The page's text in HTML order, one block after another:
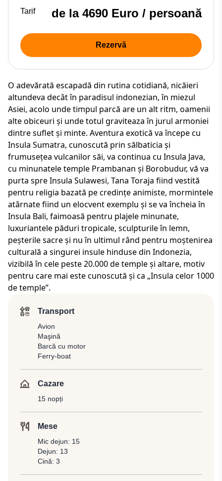
O adevărată escapadă din rutina cotidiană, nicăieri
altundeva decât în paradisul indonezian, în miezul
Asiei, acolo unde timpul parcă are un alt ritm, oamenii
alte obiceuri și unde totul graviteaza în jurul armoniei
dintre suflet și minte. Aventura exotică va începe cu
Insula Sumatra, cunoscută prin sălbaticia și
frumusețea vulcanilor săi, va continua cu Insula Java,
cu minunatele temple Prambanan şi Borobudur, vă va
purta spre Insula Sulawesi, Tana Toraja fiind vestită
pentru religia bazată pe credințe animiste, mormintele
atârnate fiind un elocvent exemplu și se va încheia în
Insula Bali, faimoasă pentru plajele minunate,
luxuriantele păduri tropicale, sculpturile în lemn,
peşterile sacre şi nu în ultimul rând pentru moştenirea
culturală a singurei insule hinduse din Indonezia,
vizibilă în cele peste 20.000 de temple şi altare, motiv
pentru care mai este cunoscută şi ca „Insula celor 1000
de temple”.
Transport
Avion
Maşină
Barcă cu motor
Ferry-boat
Cazare
15 nopți
Mese
Mic dejun: 15
Dejun: 13
Cină: 3
Tarif
de la 4690 Euro / persoană
Rezervă